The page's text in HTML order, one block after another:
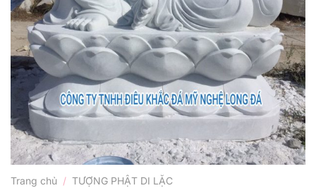
Trang chủ / TƯỢNG PHẬT DI LẶC